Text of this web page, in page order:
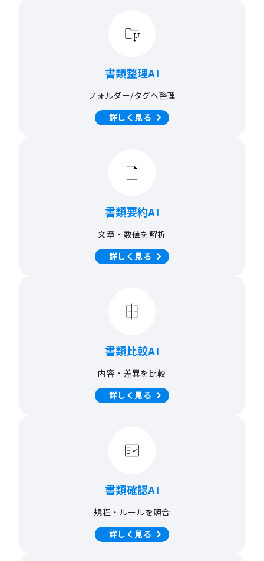
書類整理AI
フォルダー/タグへ整理
詳しく見る
書類要約AI
文章・数値を解析
詳しく見る
書類比較AI
内容・差異を比較
詳しく見る
書類確認AI
規程・ルールを照合
詳しく見る